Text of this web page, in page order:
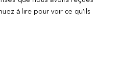
à lire pour voir ce qu’ils